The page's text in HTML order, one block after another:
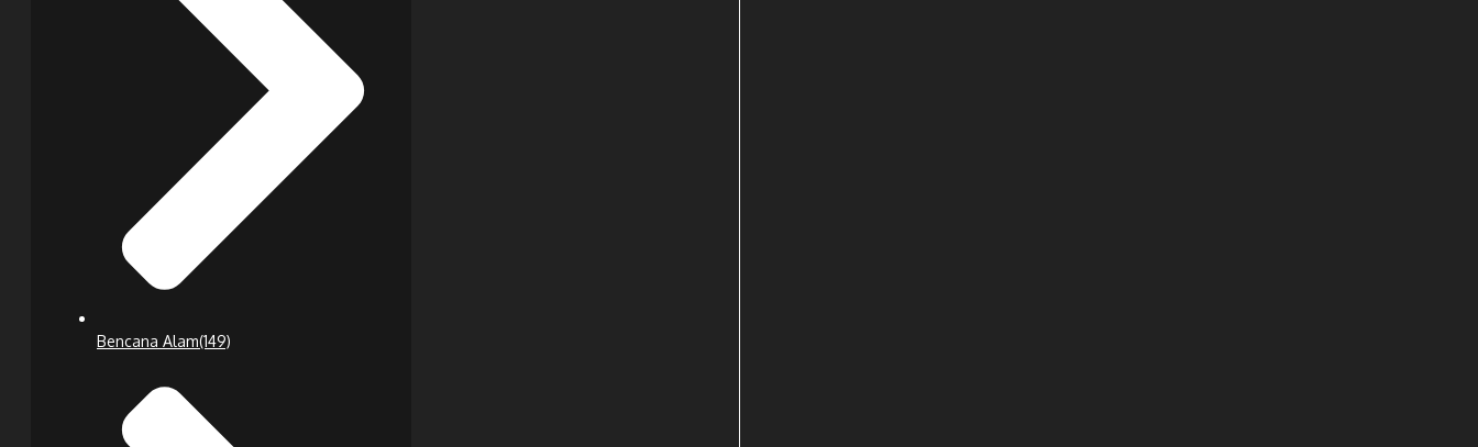
Bencana Alam(149)